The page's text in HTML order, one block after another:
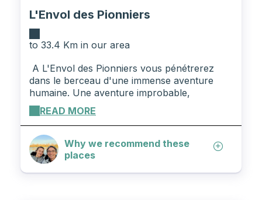
L'Envol des Pionniers
to 33.4 Km in our area
A L'Envol des Pionniers vous pénétrerez
dans le berceau d'une immense aventure
humaine. Une aventure improbable,
rocambolesque, épique, romanesque,
tragique, flamboyante.... L'aéropostale, c'est
une aventure riche et inspirante qui nous est
léguée par le visionnaire Latécoère, les
pilotes Saint Exupéry, Mermoz, Guillaumet et
les centaines d'hommes et de femmes
READ MORE
Why we recommend these
places